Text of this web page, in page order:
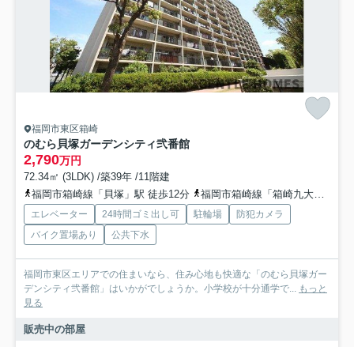
福岡市東区箱崎
のむら貝塚ガーデンシティ弐番館
2,790万円
72.34㎡ (3LDK) /築39年 /11階建
福岡市箱崎線「貝塚」駅 徒歩12分
福岡市箱崎線「箱崎九大前」駅 徒歩20分車3分 1.0km
エレベーター 24時間ゴミ出し可 駐輪場
防犯カメラ
バイク置場あり
公共下水
福岡市東区エリアでの住まいなら、住み心地も快適な「のむら貝塚ガー
デンシティ弐番館」はいかがでしょうか。小学校が十分通学で... もっと
見る
販売中の部屋